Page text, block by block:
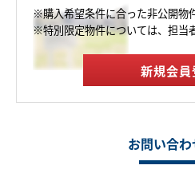
※購入希望条件に合った非公開物
※特別限定物件については、担当
新規会員
お問い合